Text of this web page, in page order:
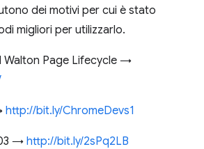
dei motivi per cui è stato
migliori per utilizzarlo.
Walton Page Lifecycle →
http://bit.ly/ChromeDevs1
→ http://bit.ly/2sPq2LB